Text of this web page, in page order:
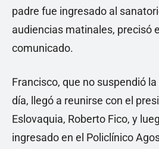
padre fue ingresado al
audiencias matinales, precisó
comunicado.
Francisco, que no suspendió la
día, llegó a reunirse con el
Eslovaquia, Roberto Fico, y
ingresado en el Policlínico